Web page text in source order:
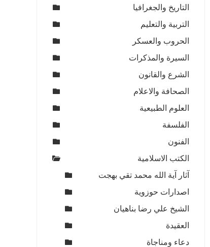
التاريخ والجغرافيا
التربية والتعليم
الحروب والعسكر
السيرة والمذكرات
الشرع والقانون
الصحافة والاعلام
العلوم الطبيعية
الفلسفة
الفنون
الكتب الاسلامية
آثار آية الله محمد تقي بهجت
اصدارات حوزوية
الشيخ علي رضا بناهيان
العقيدة
دعاء ومناجاة